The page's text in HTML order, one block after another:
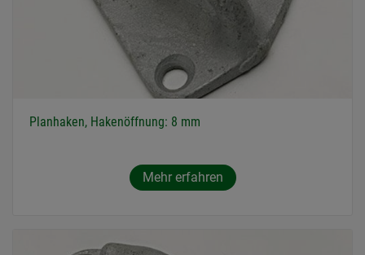
Planhaken, Hakenöffnung: 8 mm
Mehr erfahren